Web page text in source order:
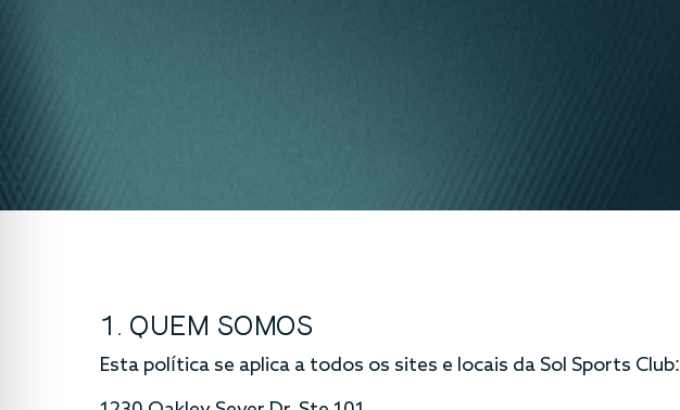
1. QUEM SOMOS
Esta política se aplica a todos os sites e locais da Sol Sports Club: